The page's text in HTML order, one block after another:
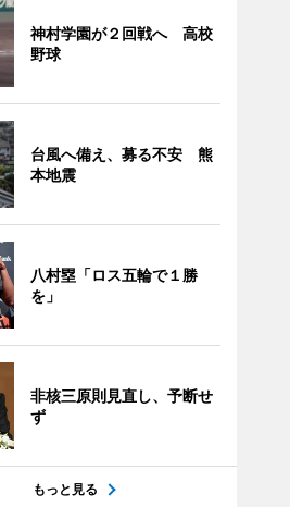
神村学園が２回戦へ 高校
野球
台風へ備え、募る不安 熊
本地震
八村塁「ロス五輪で１勝
を」
非核三原則見直し、予断せ
ず
もっと見る